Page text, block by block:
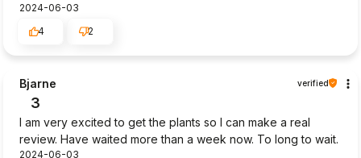
2024-06-03
4
2
Bjarne verified
3
I am very excited to get the plants so I can make a real
review. Have waited more than a week now. To long to wait.
2024-06-03